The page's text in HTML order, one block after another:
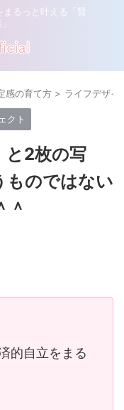
るっと叶える「賢
感の育て方 > ライフデザイ
クト
と2枚の写
ものではない
＾
的自立をまる